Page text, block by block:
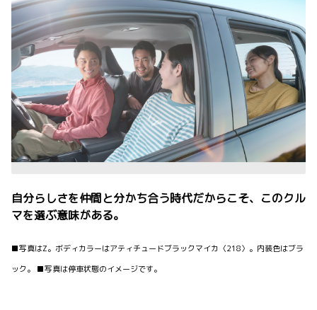
自分らしさを仲間と分かち合う時代だからこそ、このクル
マを選ぶ意味がある。
■写真はZ。ボディカラーはアティチュードブラックマイカ〈218〉。内装色はブラ
ック。 ■写真は停車状態のイメージです。